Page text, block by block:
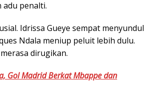
penalti.
Idrissa Gueye sempat menyundul
Ndala meniup peluit lebih dulu.
dirugikan.
Gol Madrid Berkat Mbappe dan